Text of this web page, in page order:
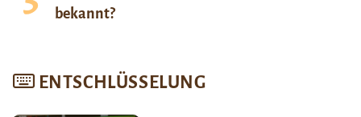
bekannt?
ENTSCHLÜSSELUNG